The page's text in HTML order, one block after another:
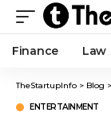
Finance Law
TheStartupInfo > Blog >
ENTERTAINMENT